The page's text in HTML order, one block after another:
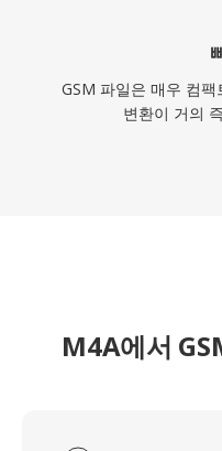
GSM 파일은 매우 컴
변환이 거의
M4A에서